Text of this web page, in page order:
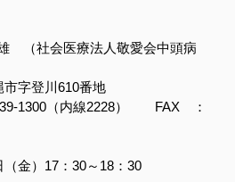
会医療法人敬愛会中頭病
登川610番地
（内線2228） FAX ：
金）17：30～18：30